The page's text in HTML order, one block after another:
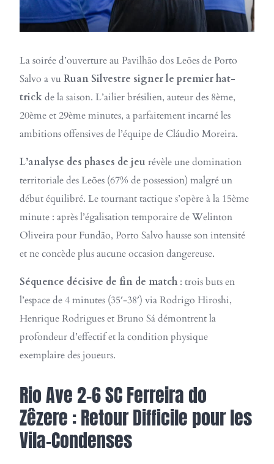
La soirée d’ouverture au Pavilhão dos Leões de Porto
Salvo a vu Ruan Silvestre signer le premier hat-
trickde la saison. L’ailier brésilien, auteur des 8ème,
20ème et 29ème minutes, a parfaitement incarné les
ambitions offensives de l’équipe de Cláudio Moreira.
L’analyse des phases de jeu révèle une domination
territoriale des Leões (67% de possession) malgré un
début équilibré. Le tournant tactique s’opère à la 15ème
minute : après l’égalisation temporaire de Welinton
Oliveira pour Fundão, Porto Salvo hausse son intensité
et ne concède plus aucune occasion dangereuse.
Séquence décisive de fin de match : trois buts en
l’espace de 4 minutes (35′-38′) via Rodrigo Hiroshi,
Henrique Rodrigues et Bruno Sá démontrent la
profondeur d’effectif et la condition physique
exemplaire des joueurs.
Rio Ave 2-6 SC Ferreira do
Zêzere : Retour Difficile pour les
Vila-Condenses